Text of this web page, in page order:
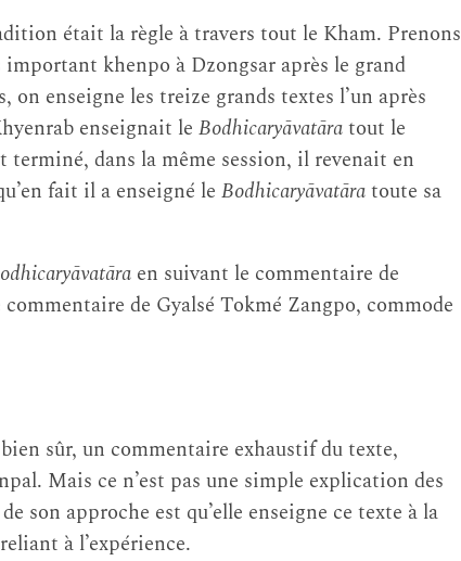
était la règle à travers tout le Kham. Prenons
khenpo à Dzongsar après le grand
on enseigne les treize grands textes l’un après
enseignait le Bodhicaryāvatāratout le
terminé, dans la même session, il revenait en
fait il a enseigné le Bodhicaryāvatāratoute sa
en suivant le commentaire de
de Gyalsé Tokmé Zangpo, commode
sûr, un commentaire exhaustif du texte,
Mais ce n’est pas une simple explication des
son approche est qu’elle enseigne ce texte à la
à l’expérience.